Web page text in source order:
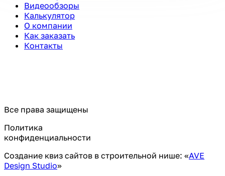
Видеообзоры
Калькулятор
О компании
Как заказать
Контакты
Все права защищены
Политика
конфиденциальности
Создание квиз сайтов в строительной нише: «AVE
Design Studio»